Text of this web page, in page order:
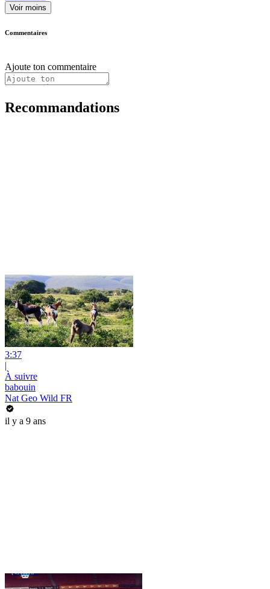
Voir moins
Commentaires
Ajoute ton commentaire
Recommandations
3:37
|
À suivre
babouin
Nat Geo Wild FR
il y a 9 ans